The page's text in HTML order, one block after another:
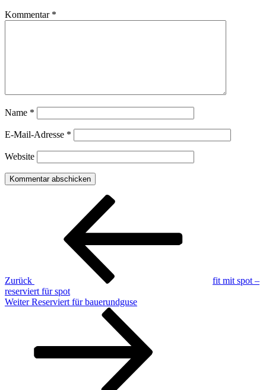
Kommentar *
Name *
E-Mail-Adresse *
Website
Beitragsnavigation
Zurück
fit mit spot –
reserviert für spot
Nächster
Weiter Reserviert für bauerundguse